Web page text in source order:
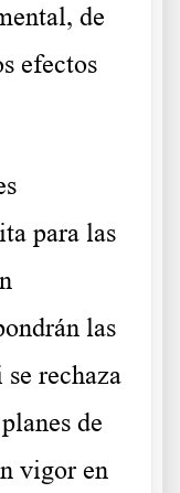
de
efectos
para las
las
se rechaza
de
vigor en